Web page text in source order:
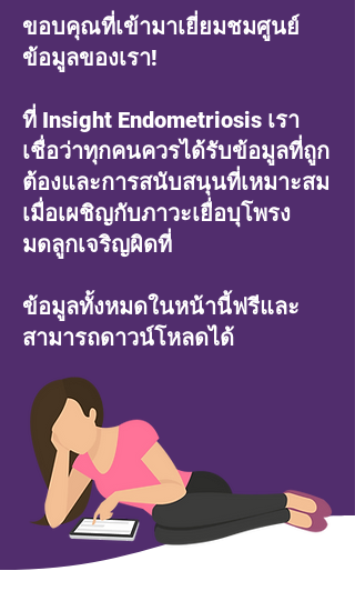
ขอบคุณที่เข้ามาเยี่ยมชมศูนย์
ข้อมูลของเรา!
ที่ Insight Endometriosis เรา
เชื่อว่าทุกคนควรได้รับข้อมูลที่ถูก
ต้องและการสนับสนุนที่เหมาะสม
เมื่อเผชิญกับภาวะเยื่อบุโพรง
มดลูกเจริญผิดที่
ข้อมูลทั้งหมดในหน้านี้ฟรีและ
สามารถดาวน์โหลดได้